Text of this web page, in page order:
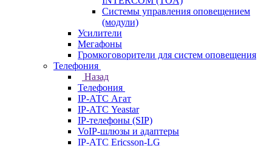
Системы управления оповещением
(модули)
Усилители
Мегафоны
Громкоговорители для систем оповещения
Телефония
Назад
Телефония
IP-АТС Агат
IP-АТС Yeastar
IP-телефоны (SIP)
VoIP-шлюзы и адаптеры
IP-АТС Ericsson-LG